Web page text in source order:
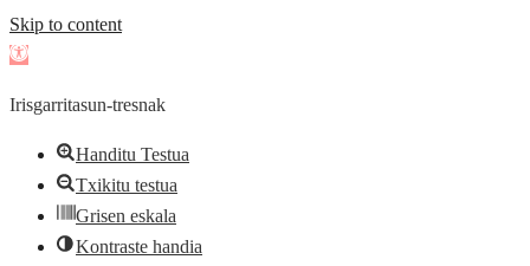
Skip to content
Open
Irisgarritasun-tresnak
Handitu Testua
Txikitu testua
Grisen eskala
Kontraste handia